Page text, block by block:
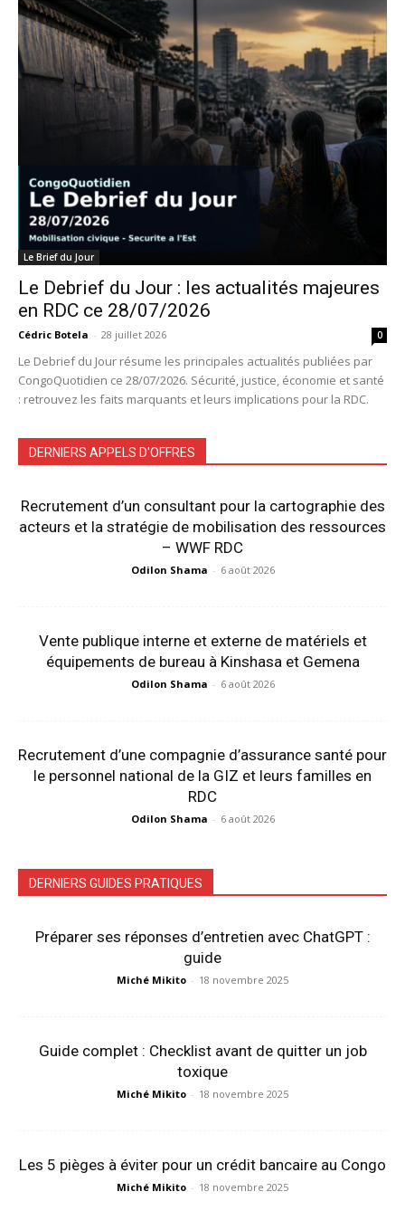
Le Brief du Jour
Le Debrief du Jour : les actualités majeures
en RDC ce 28/07/2026
Cédric Botela - 28 juillet 2026 0
Le Debrief du Jour résume les principales actualités publiées par
CongoQuotidien ce 28/07/2026. Sécurité, justice, économie et santé
: retrouvez les faits marquants et leurs implications pour la RDC.
DERNIERS APPELS D'OFFRES
Recrutement d’un consultant pour la cartographie des
acteurs et la stratégie de mobilisation des ressources
– WWF RDC
Odilon Shama - 6 août 2026
Vente publique interne et externe de matériels et
équipements de bureau à Kinshasa et Gemena
Odilon Shama - 6 août 2026
Recrutement d’une compagnie d’assurance santé pour
le personnel national de la GIZ et leurs familles en
RDC
Odilon Shama - 6 août 2026
DERNIERS GUIDES PRATIQUES
Préparer ses réponses d’entretien avec ChatGPT :
guide
Miché Mikito - 18 novembre 2025
Guide complet : Checklist avant de quitter un job
toxique
Miché Mikito - 18 novembre 2025
Les 5 pièges à éviter pour un crédit bancaire au Congo
Miché Mikito - 18 novembre 2025